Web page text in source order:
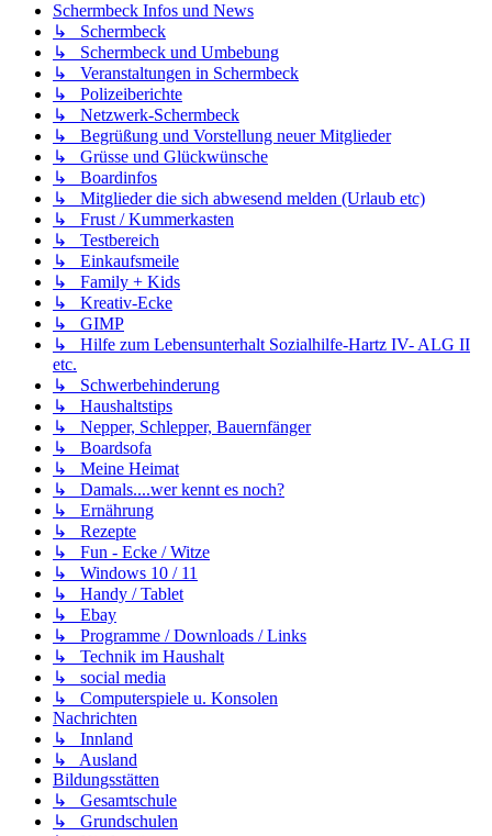
Schermbeck Infos und News
↳ Schermbeck
↳ Schermbeck und Umbebung
↳ Veranstaltungen in Schermbeck
↳ Polizeiberichte
↳ Netzwerk-Schermbeck
↳ Begrüßung und Vorstellung neuer Mitglieder
↳ Grüsse und Glückwünsche
↳ Boardinfos
↳ Mitglieder die sich abwesend melden (Urlaub etc)
↳ Frust / Kummerkasten
↳ Testbereich
↳ Einkaufsmeile
↳ Family + Kids
↳ Kreativ-Ecke
↳ GIMP
↳ Hilfe zum Lebensunterhalt Sozialhilfe-Hartz IV- ALG II
etc.
↳ Schwerbehinderung
↳ Haushaltstips
↳ Nepper, Schlepper, Bauernfänger
↳ Boardsofa
↳ Meine Heimat
↳ Damals....wer kennt es noch?
↳ Ernährung
↳ Rezepte
↳ Fun - Ecke / Witze
↳ Windows 10 / 11
↳ Handy / Tablet
↳ Ebay
↳ Programme / Downloads / Links
↳ Technik im Haushalt
↳ social media
↳ Computerspiele u. Konsolen
Nachrichten
↳ Innland
↳ Ausland
Bildungsstätten
↳ Gesamtschule
↳ Grundschulen